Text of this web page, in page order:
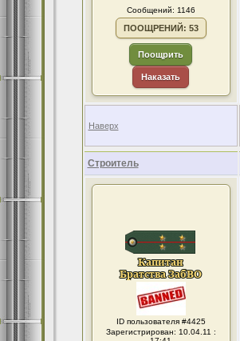
Сообщений: 1146
ПООЩРЕНИЙ: 53
Поощрить
Наказать
Наверх
Строитель
ID пользователя #4425
Зарегистрирован: 10.04.11 :